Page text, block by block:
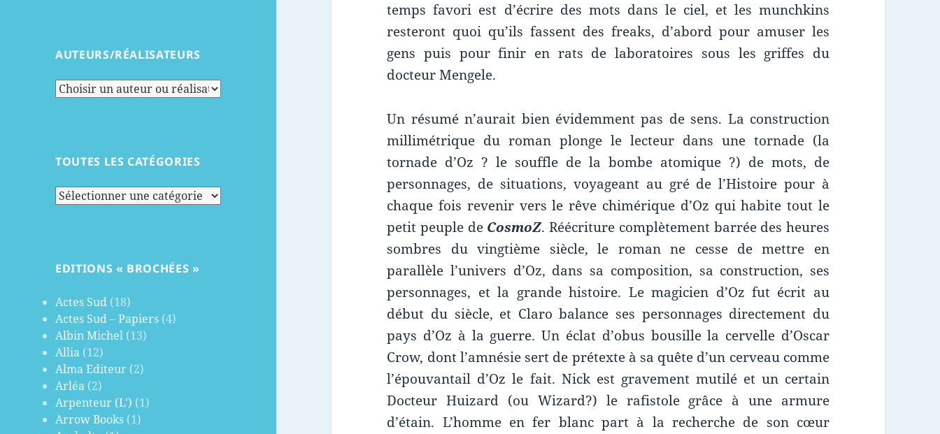
AUTEURS/RÉALISATEURS
TOUTES LES CATÉGORIES
Toutes
EDITIONS « BROCHÉES »
Actes Sud (18)
Actes Sud – Papiers (4)
Albin Michel (13)
Allia (12)
Alma Editeur (2)
Arléa (2)
Arpenteur (L') (1)
Arrow Books (1)
temps favori est d’écrire des mots dans le ciel, et les munchkins
resteront quoi qu’ils fassent des freaks, d’abord pour amuser les
gens puis pour finir en rats de laboratoires sous les griffes du
docteur Mengele.
Un résumé n’aurait bien évidemment pas de sens. La construction
millimétrique du roman plonge le lecteur dans une tornade (la
tornade d’Oz ? le souffle de la bombe atomique ?) de mots, de
personnages, de situations, voyageant au gré de l’Histoire pour à
chaque fois revenir vers le rêve chimérique d’Oz qui habite tout le
petit peuple de CosmoZ. Réécriture complètement barrée des heures
sombres du vingtième siècle, le roman ne cesse de mettre en
parallèle l’univers d’Oz, dans sa composition, sa construction, ses
personnages, et la grande histoire. Le magicien d’Oz fut écrit au
début du siècle, et Claro balance ses personnages directement du
pays d’Oz à la guerre. Un éclat d’obus bousille la cervelle d’Oscar
Crow, dont l’amnésie sert de prétexte à sa quête d’un cerveau comme
l’épouvantail d’Oz le fait. Nick est gravement mutilé et un certain
Docteur Huizard (ou Wizard?) le rafistole grâce à une armure
d’étain. L’homme en fer blanc part à la recherche de son cœur